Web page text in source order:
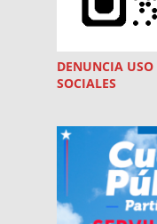
DENUNCIA USO
SOCIALES